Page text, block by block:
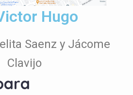
Hugo
Saenz y Jácome
Clavijo